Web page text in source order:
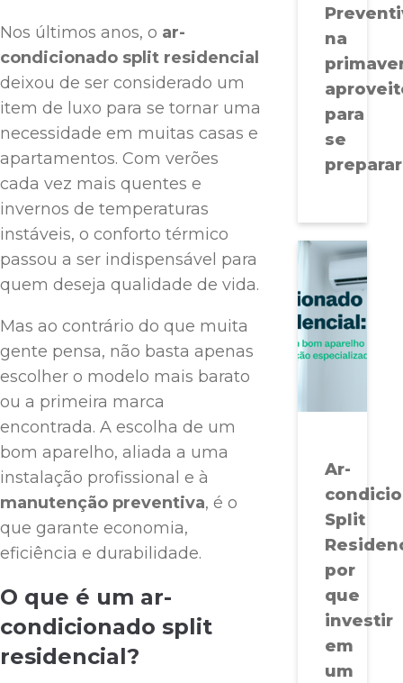
Nos últimos anos, o ar-
condicionado split residencial
deixou de ser considerado um
item de luxo para se tornar uma
necessidade em muitas casas e
apartamentos. Com verões
cada vez mais quentes e
invernos de temperaturas
instáveis, o conforto térmico
passou a ser indispensável para
quem deseja qualidade de vida.
Mas ao contrário do que muita
gente pensa, não basta apenas
escolher o modelo mais barato
ou a primeira marca
encontrada. A escolha de um
bom aparelho, aliada a uma
instalação profissional e à
manutenção preventiva, é o
que garante economia,
eficiência e durabilidade.
O que é um ar-
condicionado split
residencial?
na
para
se
preparar
Ar-
Split
por
que
investir
em
um